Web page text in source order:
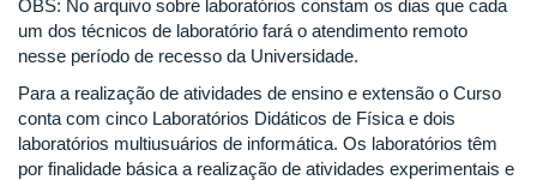
OBS: No arquivo sobre laboratórios constam os dias que cada
um dos técnicos de laboratório fará o atendimento remoto
nesse período de recesso da Universidade.
Para a realização de atividades de ensino e extensão o Curso
conta com cinco Laboratórios Didáticos de Física e dois
laboratórios multiusuários de informática. Os laboratórios têm
por finalidade básica a realização de atividades experimentais e